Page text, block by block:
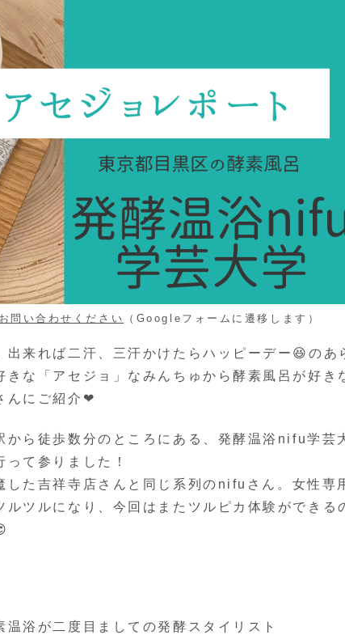
問い合わせください （Googleフォームに遷移します）
出来れば二汗、三汗かけたらハッピーデー😆のあ
きな「アセジョ」なみんちゅから酵素風呂が好き
んにご紹介❤
から徒歩数分のところにある、発酵温浴nifu学芸
って参りました！
した吉祥寺店さんと同じ系列のnifuさん。女性専
ルツルになり、今回はまたツルピカ体験ができる
温浴が二度目ましての発酵スタイリスト